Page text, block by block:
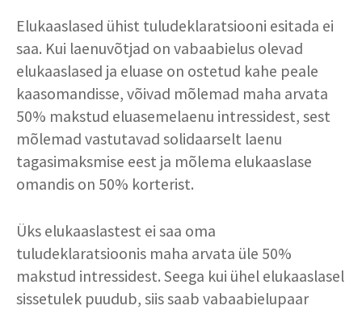
Elukaaslased ühist tuludeklaratsiooni esitada ei
saa. Kui laenuvõtjad on vabaabielus olevad
elukaaslased ja eluase on ostetud kahe peale
kaasomandisse, võivad mõlemad maha arvata
50% makstud eluasemelaenu intressidest, sest
mõlemad vastutavad solidaarselt laenu
tagasimaksmise eest ja mõlema elukaaslase
omandis on 50% korterist.
Üks elukaaslastest ei saa oma
tuludeklaratsioonis maha arvata üle 50%
makstud intressidest. Seega kui ühel elukaaslasel
sissetulek puudub, siis saab vabaabielupaar